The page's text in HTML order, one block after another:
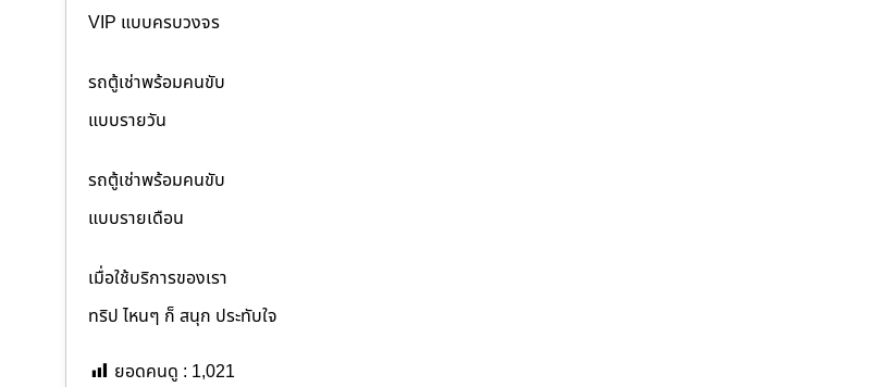
VIP แบบครบวงจร
รถตู้เช่าพร้อมคนขับ
แบบรายวัน
รถตู้เช่าพร้อมคนขับ
แบบรายเดือน
เมื่อใช้บริการของเรา
ทริป ไหนๆ ก็ สนุก ประทับใจ
ยอดคนดู : 1,021